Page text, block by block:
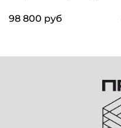
98 800 руб